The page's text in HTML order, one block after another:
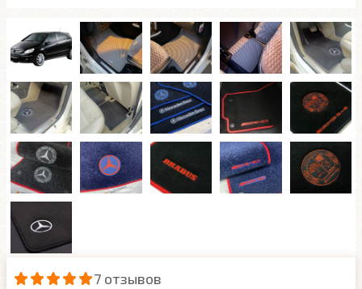
7 отзывов